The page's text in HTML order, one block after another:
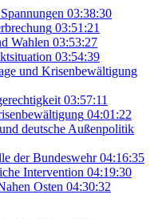
03:38:30
03:51:21
Wahlen 03:53:27
03:54:39
und Krisenbewältigung
03:57:11
04:01:22
deutsche Außenpolitik
der Bundeswehr 04:16:35
Intervention 04:19:30
Osten 04:30:32